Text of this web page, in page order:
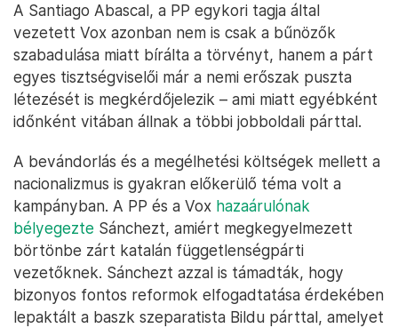
A Santiago Abascal, a PP egykori tagja által
vezetett Vox azonban nem is csak a bűnözők
szabadulása miatt bírálta a törvényt, hanem a párt
egyes tisztségviselői már a nemi erőszak puszta
létezését is megkérdőjelezik – ami miatt egyébként
időnként vitában állnak a többi jobboldali párttal.
A bevándorlás és a megélhetési költségek mellett a
nacionalizmus is gyakran előkerülő téma volt a
kampányban. A PP és a Vox hazaárulónak
bélyegezte Sánchezt, amiért megkegyelmezett
börtönbe zárt katalán függetlenségpárti
vezetőknek. Sánchezt azzal is támadták, hogy
bizonyos fontos reformok elfogadtatása érdekében
lepaktált a baszk szeparatista Bildu párttal, amelyet